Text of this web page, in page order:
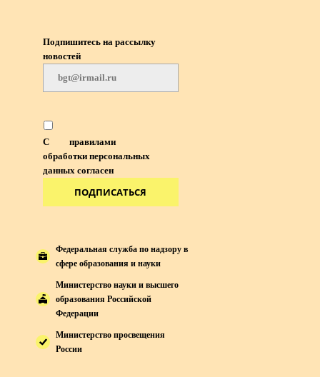
Подпишитесь на рассылку
новостей
С
правилами
обработки персональных
данных согласен
ПОДПИСАТЬСЯ
Федеральная служба по надзору в
сфере образования и науки
Министерство науки и высшего
образования Российской
Федерации
Министерство просвещения
России